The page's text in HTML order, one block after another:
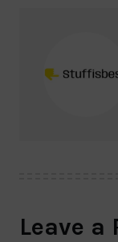
Leave a